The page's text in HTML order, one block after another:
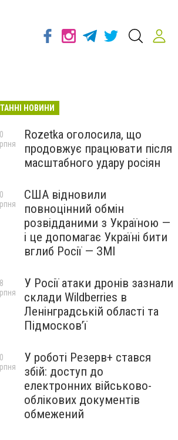
НОВИНИ
Rozetka оголосила, що
продовжує працювати після
масштабного удару росіян
США відновили
повноцінний обмін
розвідданими з Україною —
і це допомагає Україні бити
вглиб Росії — ЗМІ
У Росії атаки дронів зазнали
склади Wildberries в
Ленінградській області та
Підмосков’ї
У роботі Резерв+ стався
збій: доступ до
електронних військово-
облікових документів
обмежений